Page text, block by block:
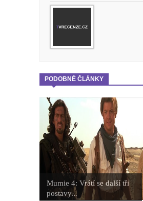
PODOBNÉ ČLÁNKY
Mumie 4: Vrátí se další tři
postavy...